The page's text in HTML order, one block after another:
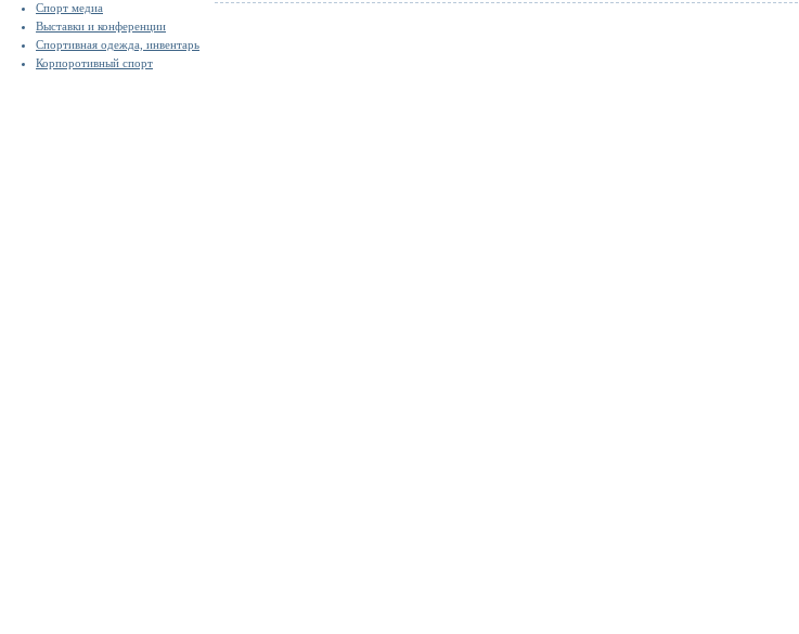
Спорт медиа
Выставки и конференции
Спортивная одежда, инвентарь
Корпоротивный спорт